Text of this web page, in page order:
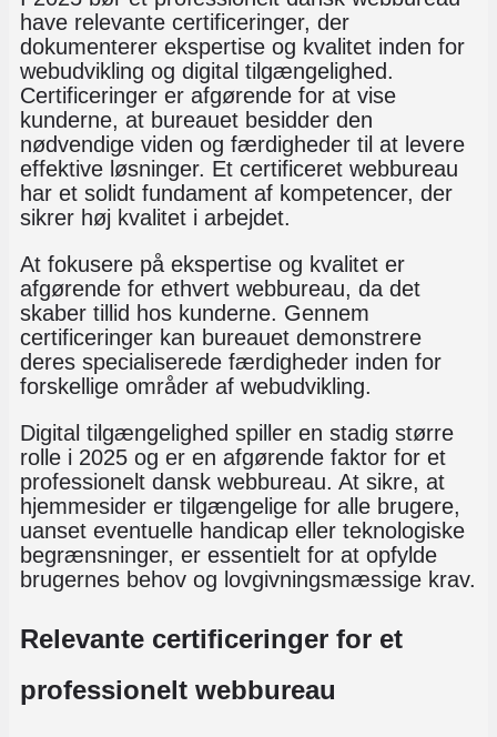
have relevante certificeringer, der
dokumenterer ekspertise og kvalitet inden for
webudvikling og digital tilgængelighed.
Certificeringer er afgørende for at vise
kunderne, at bureauet besidder den
nødvendige viden og færdigheder til at levere
effektive løsninger. Et certificeret webbureau
har et solidt fundament af kompetencer, der
sikrer høj kvalitet i arbejdet.
At fokusere på ekspertise og kvalitet er
afgørende for ethvert webbureau, da det
skaber tillid hos kunderne. Gennem
certificeringer kan bureauet demonstrere
deres specialiserede færdigheder inden for
forskellige områder af webudvikling.
Digital tilgængelighed spiller en stadig større
rolle i 2025 og er en afgørende faktor for et
professionelt dansk webbureau. At sikre, at
hjemmesider er tilgængelige for alle brugere,
uanset eventuelle handicap eller teknologiske
begrænsninger, er essentielt for at opfylde
brugernes behov og lovgivningsmæssige krav.
Relevante certificeringer for et
professionelt webbureau